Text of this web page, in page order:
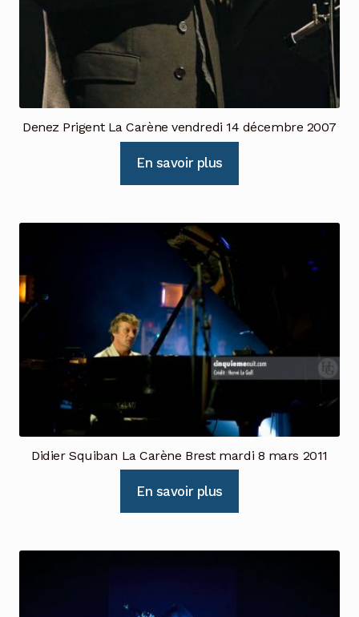
Denez Prigent La Carène vendredi 14 décembre 2007
En savoir plus
Didier Squiban La Carène Brest mardi 8 mars 2011
En savoir plus